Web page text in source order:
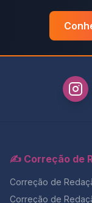
✍️ Correção de
Correção de
Correção de